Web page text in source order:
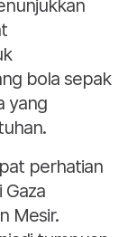
bola sepak
yang
perhatian
Mesir.